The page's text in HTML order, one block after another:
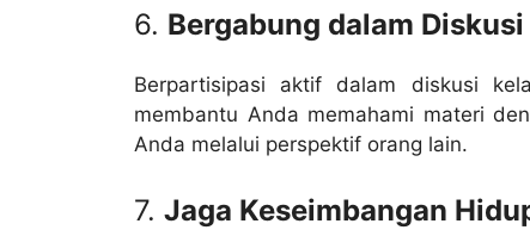
6. Bergabung dalam Diskusi
Berpartisipasi aktif dalam diskusi
membantu Anda memahami materi
Anda melalui perspektif orang lain.
7. Jaga Keseimbangan